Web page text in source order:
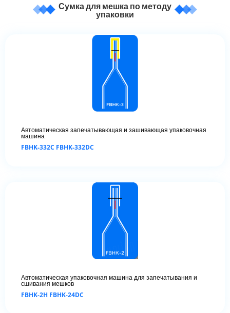
Сумка для мешка по методу
упаковки
Автоматическая запечатывающая и зашивающая упаковочная
машина
FBHK-332C FBHK-332DC
Автоматическая упаковочная машина для запечатывания и
сшивания мешков
FBHK-2H FBHK-24DC